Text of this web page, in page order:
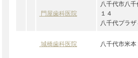
門屋歯科医院
八千代市八千
１４
八千代プラザ
城橋歯科医院 八千代市米本